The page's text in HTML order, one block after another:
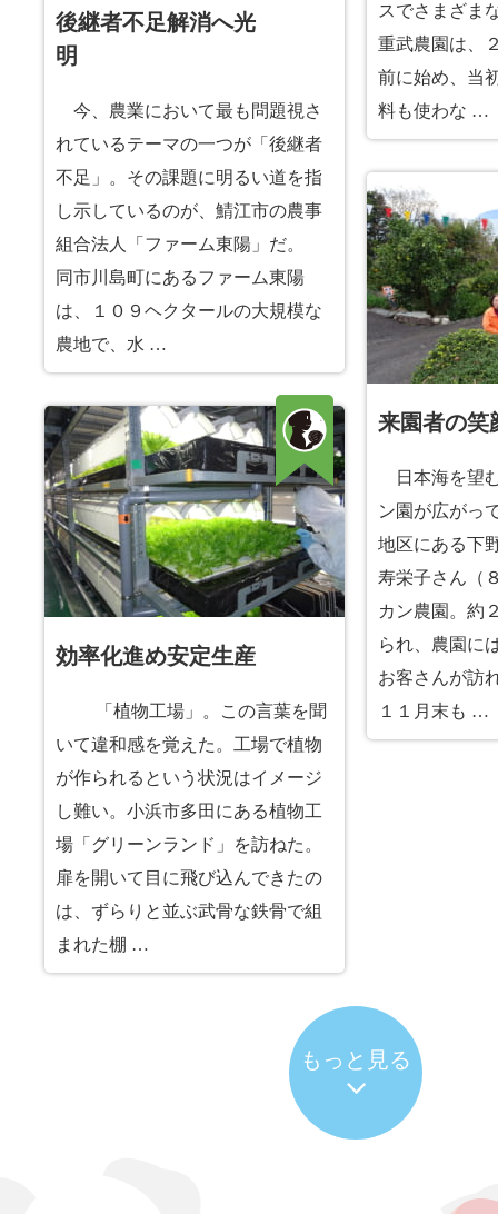
スでさまざま
重武農園は、
前に始め、当
料も使わな …
後継者不足解消へ光
明
今、農業において最も問題視さ
れているテーマの一つが「後継者
不足」。その課題に明るい道を指
し示しているのが、鯖江市の農事
組合法人「ファーム東陽」だ。
同市川島町にあるファーム東陽
は、１０９ヘクタールの大規模な
農地で、水 …
来園者の笑
日本海を望
ン園が広がっ
地区にある下
寿栄子さん（
カン農園。約
られ、農園に
お客さんが訪
１１月末も …
効率化進め安定生産
「植物工場」。この言葉を聞
いて違和感を覚えた。工場で植物
が作られるという状況はイメージ
し難い。小浜市多田にある植物工
場「グリーンランド」を訪ねた。
扉を開いて目に飛び込んできたの
は、ずらりと並ぶ武骨な鉄骨で組
まれた棚 …
もっと見る